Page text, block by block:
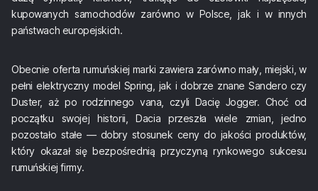
kupowanych samochodów zarówno w Polsce, jak i w innych
państwach europejskich.
Obecnie oferta rumuńskiej marki zawiera zarówno mały, miejski, w
pełni elektryczny model Spring, jak i dobrze znane Sandero czy
Duster, aż po rodzinnego vana, czyli Dacię Jogger. Choć od
początku swojej historii, Dacia przeszła wiele zmian, jedno
pozostało stałe — dobry stosunek ceny do jakości produktów,
który okazał się bezpośrednią przyczyną rynkowego sukcesu
rumuńskiej firmy.